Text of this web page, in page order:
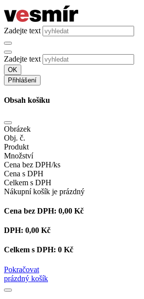
Zadejte text
Zadejte text
OK
Přihlášení
Obsah košíku
Obrázek
Obj. č.
Produkt
Množství
Cena bez DPH/ks
Cena s DPH
Celkem s DPH
Nákupní košík je prázdný
Cena bez DPH: 0,00 Kč
DPH: 0,00 Kč
Celkem s DPH: 0 Kč
Pokračovat
prázdný košík